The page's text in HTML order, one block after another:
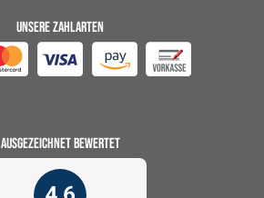
UNSERE ZAHLARTEN
AUSGEZEICHNET BEWERTET